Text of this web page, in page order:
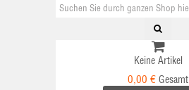
Keine Artikel
0,00 € Gesamt